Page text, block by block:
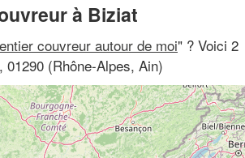
à Biziat
couvreur autour de moi" ? Voici 2
(Rhône-Alpes, Ain)